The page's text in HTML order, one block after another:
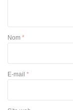
Nom *
E-mail *